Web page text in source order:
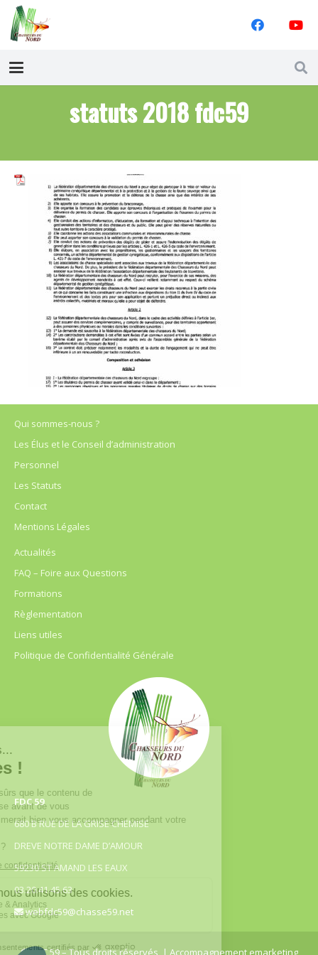
statuts 2018 fdc59
Qui sommes-nous ?
Les Élus et le Conseil d’administration
Personnel
Les Statuts
Contact
Mentions Légales
Actualités
FAQ – Foire aux Questions
Formations
Règlementation
Liens utiles
Politique de Confidentialité Générale
FDC 59
680 B RUE DE LA GRISE CHEMISE
DREVE NOTRE DAME D’AMOUR
59230 ST AMAND LES EAUX
03.20.41.45.63
webfdc59@chasse59.net
© FDC 59 – Tous droits réservés | Accompagnement emarketing